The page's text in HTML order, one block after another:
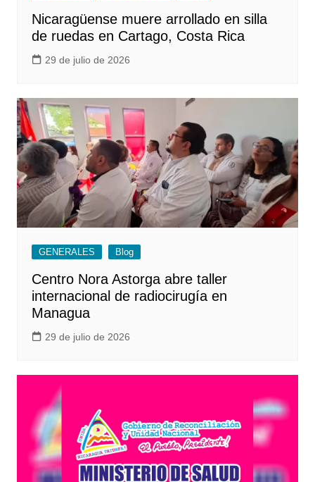
Nicaragüense muere arrollado en silla
de ruedas en Cartago, Costa Rica
29 de julio de 2026
GENERALES Blog
Centro Nora Astorga abre taller
internacional de radiocirugía en
Managua
29 de julio de 2026